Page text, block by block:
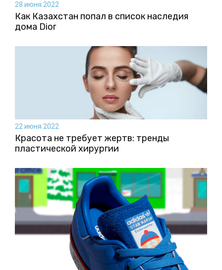
28 июня 2022
Как Казахстан попал в список наследия
дома Dior
22 июня 2022
Красота не требует жертв: тренды
пластической хирургии